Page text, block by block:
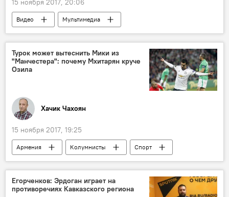
15 ноября 2017, 20:06
Видео Мультимедиа
Турок может вытеснить Мики из
"Манчестера": почему Мхитарян круче
Озила
Хачик Чахоян
15 ноября 2017, 19:25
Армения Колумнисты
Спорт
Футболист Генрих Мхитарян: матчи за МЮ и сборную
Егорченков: Эрдоган играет на
противоречиях Кавказского региона